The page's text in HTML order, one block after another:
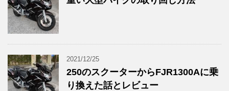
2021/12/25
250のスクーターからFJR1300Aに乗
り換えた話とレビュー